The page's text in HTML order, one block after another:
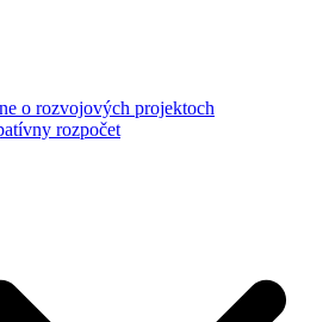
o rozvojových projektoch
rozpočet